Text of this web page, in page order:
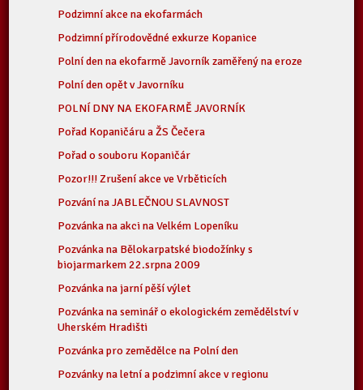
Podzimní akce na ekofarmách
Podzimní přírodovědné exkurze Kopanice
Polní den na ekofarmě Javorník zaměřený na eroze
Polní den opět v Javorníku
POLNÍ DNY NA EKOFARMĚ JAVORNÍK
Pořad Kopaničáru a ŽS Čečera
Pořad o souboru Kopaničár
Pozor!!! Zrušení akce ve Vrběticích
Pozvání na JABLEČNOU SLAVNOST
Pozvánka na akci na Velkém Lopeníku
Pozvánka na Bělokarpatské biodožínky s
biojarmarkem 22.srpna 2009
Pozvánka na jarní pěší výlet
Pozvánka na seminář o ekologickém zemědělství v
Uherském Hradišti
Pozvánka pro zemědělce na Polní den
Pozvánky na letní a podzimní akce v regionu